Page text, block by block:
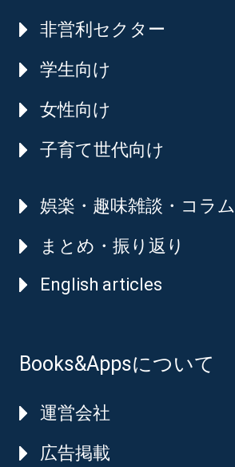
非営利セクター
学生向け
女性向け
子育て世代向け
娯楽・趣味雑談・コラム
まとめ・振り返り
English articles
Books&Appsについて
運営会社
広告掲載